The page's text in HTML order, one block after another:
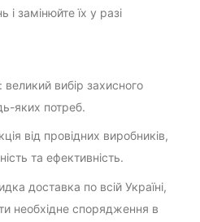
замінюйте їх у разі
вибір захисного
яких потреб.
від провідних виробників,
та ефективність.
доставка по всій Україні,
необхідне спорядження в